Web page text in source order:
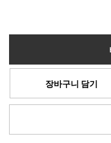
장바구니 담기